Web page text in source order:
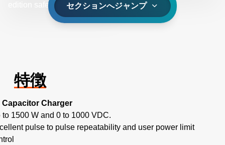
edition safety agency approval.
セクションへジャンプ
特徴
Capacitor Charger
to 1500 W and 0 to 1000 VDC.
pulse to pulse repeatability and user power limit